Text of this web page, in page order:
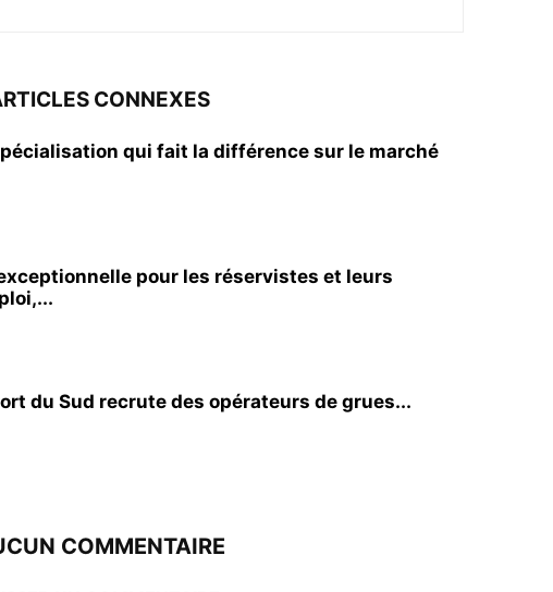
CONNEXES
qui fait la différence sur le marché
pour les réservistes et leurs
du Sud recrute des opérateurs de grues...
COMMENTAIRE